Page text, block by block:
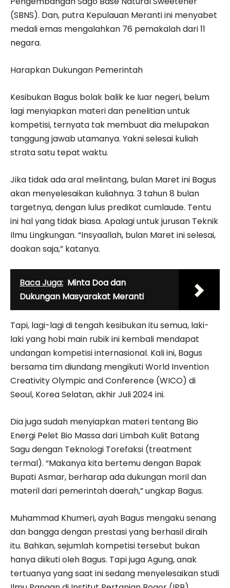
(SBNS). Dan, putra Kepulauan Meranti ini menyabet
medali emas mengalahkan 76 pemakalah dari 11
negara.
Harapkan Dukungan Pemerintah
Kesibukan Bagus bolak balik ke luar negeri, belum
lagi menyiapkan materi dan penelitian untuk
kompetisi, ternyata tak membuat dia melupakan
tanggung jawab utamanya. Yakni selesai kuliah
strata satu tepat waktu.
Jika tidak ada aral melintang, bulan Maret ini Bagus
akan menyelesaikan kuliahnya. 3 tahun 8 bulan
targetnya, dengan lulus predikat cumlaude. Tentu
ini hal yang tidak biasa. Apalagi untuk jurusan Teknik
Ilmu Lingkungan. “Insyaallah, bulan Maret ini selesai,
doakan saja,” katanya.
Baca Juga: Minta Doa dan
Dukungan Masyarakat Meranti
Tapi, lagi-lagi di tengah kesibukan itu semua, laki-
laki yang hobi main rubik ini kembali mendapat
undangan kompetisi internasional. Kali ini, Bagus
bersama tim diundang mengikuti World Invention
Creativity Olympic and Conference (WICO) di
Seoul, Korea Selatan, akhir Juli 2024 ini.
Dia juga sudah menyiapkan materi tentang Bio
Energi Pelet Bio Massa dari Limbah Kulit Batang
Sagu dengan Teknologi Torefaksi (treatment
termal). “Makanya kita bertemu dengan Bapak
Bupati Asmar, berharap ada dukungan moril dan
materil dari pemerintah daerah,” ungkap Bagus.
Muhammad Khumeri, ayah Bagus mengaku senang
dan bangga dengan prestasi yang berhasil diraih
itu. Bahkan, sejumlah kompetisi tersebut bukan
hanya diikuti oleh Bagus. Tapi juga Agung, anak
tertuanya yang saat ini sedang menyelesaikan studi